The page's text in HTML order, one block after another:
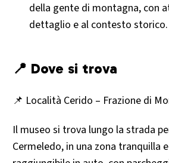
della gente di montagna, con
dettaglio e al contesto storico.
📍 Dove si trova
📌 Località Cerido – Frazione di
Il museo si trova lungo la strada
Cermeledo, in una zona tranquilla